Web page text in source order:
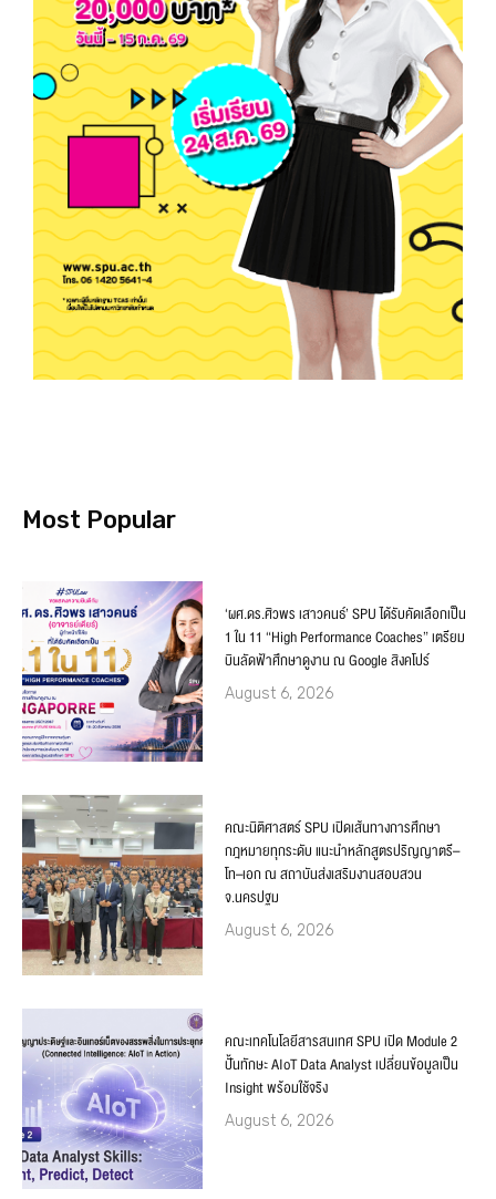
Most Popular
‘ผศ.ดร.ศิวพร เสาวคนธ์’ SPU ได้รับคัดเลือกเป็น
1 ใน 11 “High Performance Coaches” เตรียม
บินลัดฟ้าศึกษาดูงาน ณ Google สิงคโปร์
August 6, 2026
คณะนิติศาสตร์ SPU เปิดเส้นทางการศึกษา
กฎหมายทุกระดับ แนะนำหลักสูตรปริญญาตรี–
โท–เอก ณ สถาบันส่งเสริมงานสอบสวน
จ.นครปฐม
August 6, 2026
คณะเทคโนโลยีสารสนเทศ SPU เปิด Module 2
ปั้นทักษะ AIoT Data Analyst เปลี่ยนข้อมูลเป็น
Insight พร้อมใช้จริง
August 6, 2026